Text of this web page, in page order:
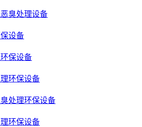
臭处理设备
设备
保设备
环保设备
处理环保设备
环保设备